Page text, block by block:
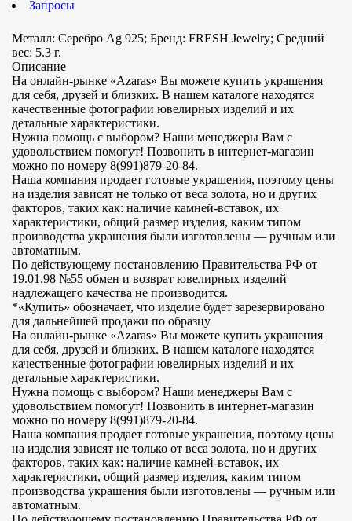
Запросы
Металл: Серебро Ag 925; Бренд: FRESH Jewelry; Средний
вес: 5.3 г.
Описание
На онлайн-рынке «Azaras» Вы можете купить украшения
для себя, друзей и близких. В нашем каталоге находятся
качественные фотографии ювелирных изделий и их
детальные характеристики.
Нужна помощь с выбором? Наши менеджеры Вам с
удовольствием помогут! Позвонить в интернет-магазин
можно по номеру 8(991)879-20-84.
Наша компания продает готовые украшения, поэтому цены
на изделия зависят не только от веса золота, но и других
факторов, таких как: наличие камней-вставок, их
характеристики, общий размер изделия, каким типом
производства украшения были изготовлены — ручным или
автоматным.
По действующему постановлению Правительства РФ от
19.01.98 №55 обмен и возврат ювелирных изделий
надлежащего качества не производится.
*«Купить» обозначает, что изделие будет зарезервировано
для дальнейшей продажи по образцу
На онлайн-рынке «Azaras» Вы можете купить украшения
для себя, друзей и близких. В нашем каталоге находятся
качественные фотографии ювелирных изделий и их
детальные характеристики.
Нужна помощь с выбором? Наши менеджеры Вам с
удовольствием помогут! Позвонить в интернет-магазин
можно по номеру 8(991)879-20-84.
Наша компания продает готовые украшения, поэтому цены
на изделия зависят не только от веса золота, но и других
факторов, таких как: наличие камней-вставок, их
характеристики, общий размер изделия, каким типом
производства украшения были изготовлены — ручным или
автоматным.